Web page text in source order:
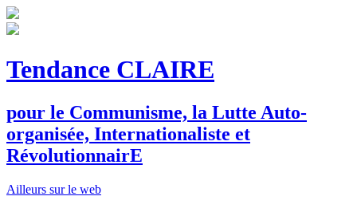
Tendance CLAIRE
pour le Communisme, la Lutte Auto-
organisée, Internationaliste et
RévolutionnairE
Ailleurs sur le web